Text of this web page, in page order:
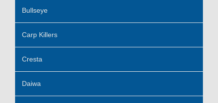
Bullseye
Carp Killers
Cresta
Daiwa